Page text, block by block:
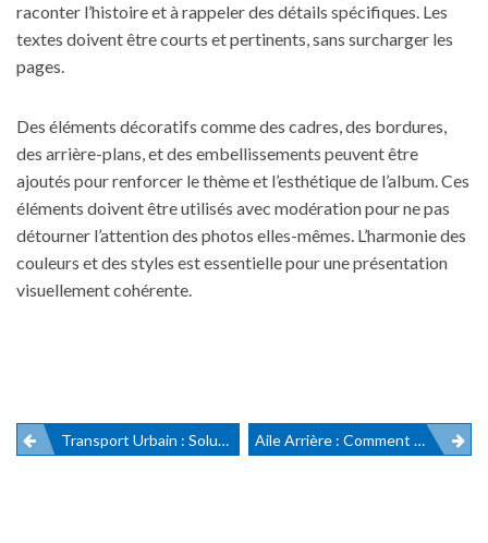
raconter l’histoire et à rappeler des détails spécifiques. Les
textes doivent être courts et pertinents, sans surcharger les
pages.
Des éléments décoratifs comme des cadres, des bordures,
des arrière-plans, et des embellissements peuvent être
ajoutés pour renforcer le thème et l’esthétique de l’album. Ces
éléments doivent être utilisés avec modération pour ne pas
détourner l’attention des photos elles-mêmes. L’harmonie des
couleurs et des styles est essentielle pour une présentation
visuellement cohérente.
Navigation
Transport Urbain : Solutions Pour Une Mobilité Plus Verte Aile Arrière : Comment Choisir Le Bon Modèle Pour Améliorer Votre Voiture